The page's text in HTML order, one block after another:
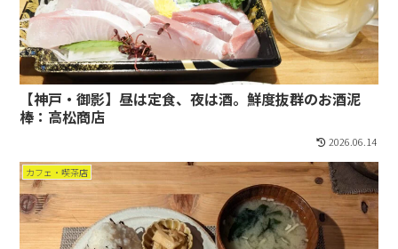
【神戸・御影】昼は定食、夜は酒。鮮度抜群のお酒泥
棒：高松商店
2026.06.14
カフェ・喫茶店